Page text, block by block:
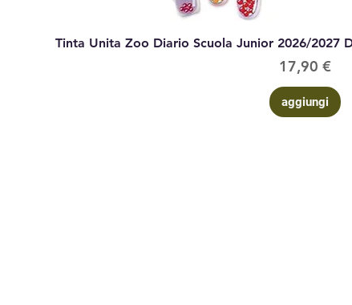
Vista rapida
Tinta Unita Zoo Diario Scuola Junior 2026/2027
Prezzo
17,90 €
aggiungi